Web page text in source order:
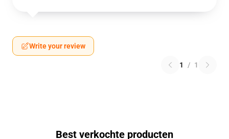
Write your review
1 / 1
Best verkochte producten